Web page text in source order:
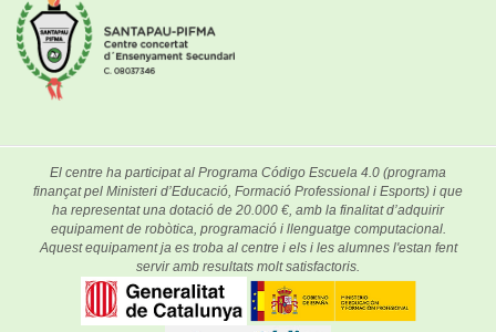
El centre ha participat al Programa Código Escuela 4.0 (programa
finançat pel Ministeri d’Educació, Formació Professional i Esports) i que
ha representat una dotació de 20.000 €, amb la finalitat d’adquirir
equipament de robòtica, programació i llenguatge computacional.
Aquest equipament ja es troba al centre i els i les alumnes l'estan fent
servir amb resultats molt satisfactoris.